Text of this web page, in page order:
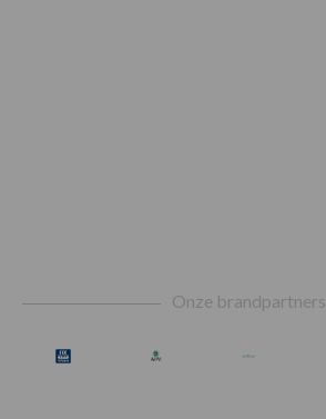
Onze brandpartners